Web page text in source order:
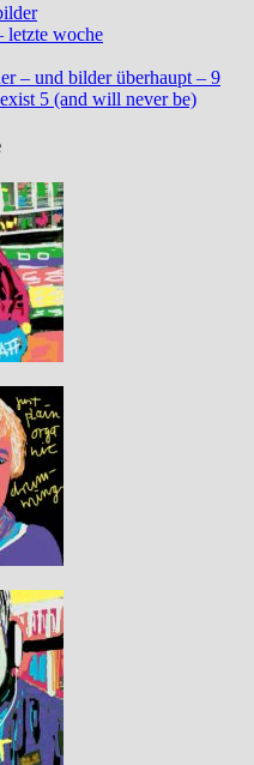
letzte woche
– und bilder überhaupt – 9
exist 5 (and will never be)